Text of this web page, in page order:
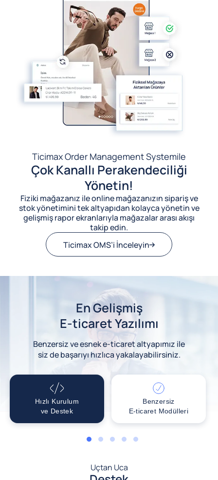
Ticimax Order Management Systemile
Çok Kanallı Perakendeciliği
Yönetin!
Fiziki mağazanız ile online mağazanızın sipariş ve
stok yönetimini tek altyapıdan kolayca yönetin ve
gelişmiş rapor ekranlarıyla mağazalar arası akışı
takip edin.
Ticimax OMS’i İnceleyin
En Gelişmiş
E-ticaret Yazılımı
Benzersiz ve esnek e-ticaret altyapımız ile
siz de başarıyı hızlıca yakalayabilirsiniz.
Hızlı Kurulum
ve Destek
Benzersiz
E-ticaret Modülleri
1 2 3 4 5
Uçtan Uca